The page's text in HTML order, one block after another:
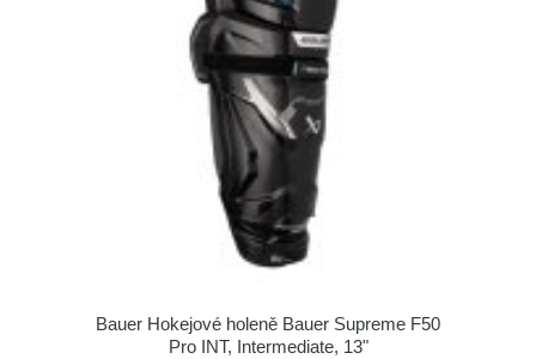
Bauer Hokejové holeně Bauer Supreme F50
Pro INT, Intermediate, 13"